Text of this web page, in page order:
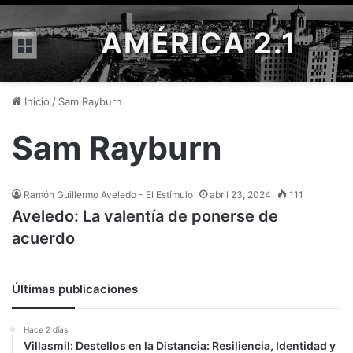
Menú AMÉRICA 2.1
Inicio / Sam Rayburn
Sam Rayburn
Ramón Guillermo Aveledo - El Estímulo abril 23, 2024 111
Aveledo: La valentía de ponerse de
acuerdo
Últimas publicaciones
Hace 2 días
Villasmil: Destellos en la Distancia: Resiliencia, Identidad y